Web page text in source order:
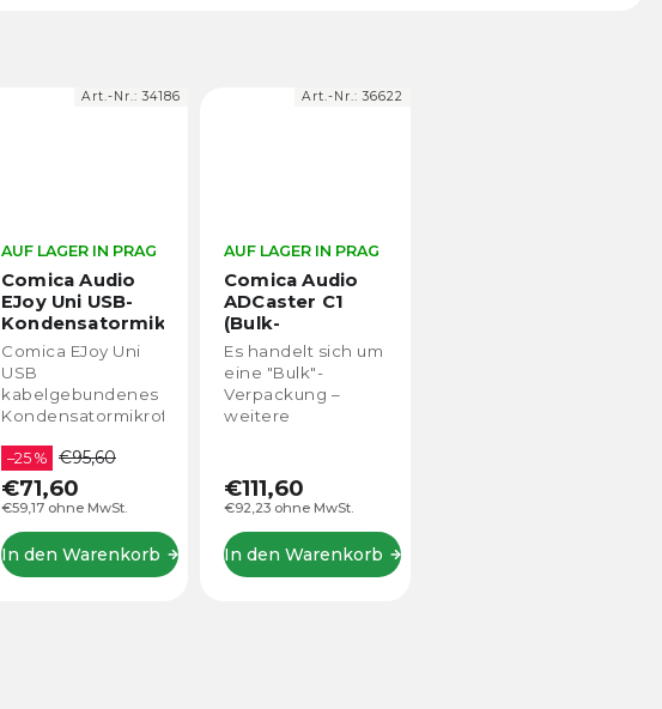
Comica Audio
EJoy Uni USB-
Kondensatormikrofon
mit RGB-
Steuerung mit
Galgen
AUF LAGER IN PRAG
€59,17 ohne MwSt.
–25 % €95,60
€71,60
In den Warenkorb
Comica EJoy Uni
USB
kabelgebundenes
Kondensatormikrofon
Steuerung, 48Khz
24bit, universelles
Desktop-Mikrofon
Aufnahme oder
Podcasting.
Art.-Nr.:34186
Comica Audio
ADCaster C1
(Bulk-
Verpackung)
AUF LAGER IN PRAG
€92,23 ohne MwSt.
€111,60
In den Warenkorb
Es handelt sich um
eine "Bulk"-
Verpackung –
weitere
unten in Rot. Der
ADCaster C1 ist ein
Audio-Mixer, der
bis zu 2
Art.-Nr.:36622